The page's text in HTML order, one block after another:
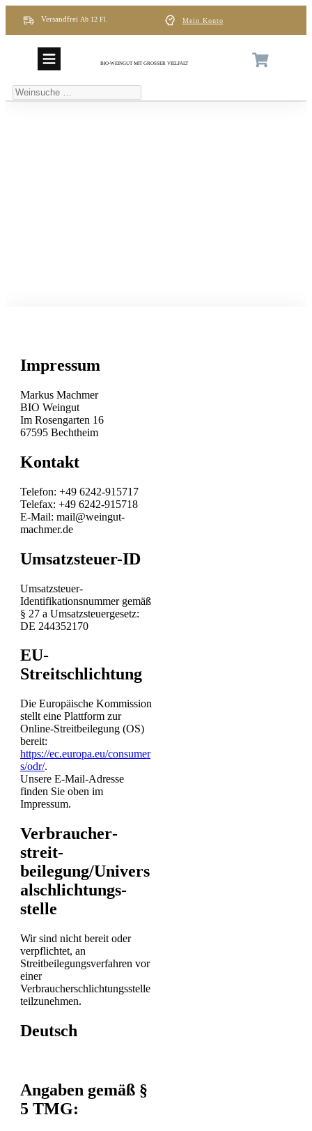
Versandfrei Ab 12 Fl. Mein Konto
BIO-WEINGUT MIT GROSSER VIELFALT
Weinsuche
…
Impressum
Markus Machmer
BIO Weingut
Im Rosengarten 16
67595 Bechtheim
Kontakt
Telefon: +49 6242-915717
Telefax: +49 6242-915718
E-Mail: mail@weingut-
machmer.de
Umsatzsteuer-ID
Umsatzsteuer-
Identifikationsnummer gemäß
§ 27 a Umsatzsteuergesetz:
DE 244352170
EU-
Streitschlichtung
Die Europäische Kommission
stellt eine Plattform zur
Online-Streitbeilegung (OS)
bereit:
https://ec.europa.eu/consumer
s/odr/.
Unsere E-Mail-Adresse
finden Sie oben im
Impressum.
Verbraucher­
streit­
beilegung/Univers
al­schlichtungs­
stelle
Wir sind nicht bereit oder
verpflichtet, an
Streitbeilegungsverfahren vor
einer
Verbraucherschlichtungsstelle
teilzunehmen.
Deutsch
Angaben gemäß §
5 TMG: